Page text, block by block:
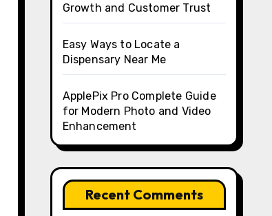
Growth and Customer Trust
Easy Ways to Locate a
Dispensary Near Me
ApplePix Pro Complete Guide
for Modern Photo and Video
Enhancement
Recent Comments